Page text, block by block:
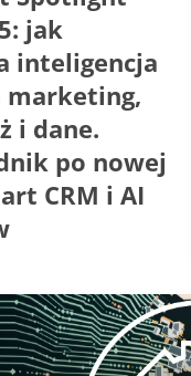
jak
inteligencja
marketing,
i dane.
po nowej
CRM i AI